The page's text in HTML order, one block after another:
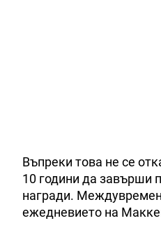
Въпреки това не се
10 години да завърши
награди.
ежедневието на